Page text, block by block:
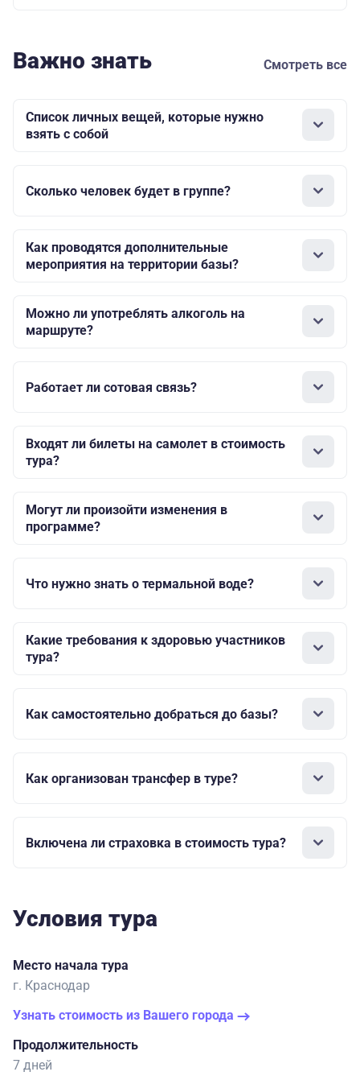
Важно знать Смотреть все
Список личных вещей, которые нужно
взять с собой
Сколько человек будет в группе?
Как проводятся дополнительные
мероприятия на территории базы?
Можно ли употреблять алкоголь на
маршруте?
Работает ли сотовая связь?
Входят ли билеты на самолет в стоимость
тура?
Могут ли произойти изменения в
программе?
Что нужно знать о термальной воде?
Какие требования к здоровью участников
тура?
Как самостоятельно добраться до базы?
Как организован трансфер в туре?
Включена ли страховка в стоимость тура?
Условия тура
Место начала тура
г. Краснодар
Узнать стоимость из Вашего города
Продолжительность
7 дней